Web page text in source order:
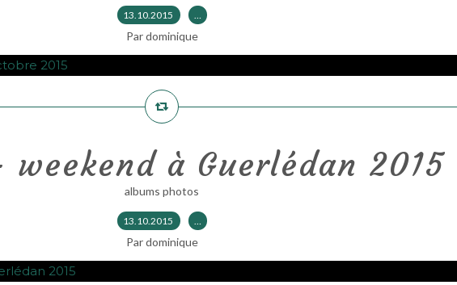
13.10.2015 …
Par dominique
weekend à Guerlédan 2015
albums photos
13.10.2015 …
Par dominique